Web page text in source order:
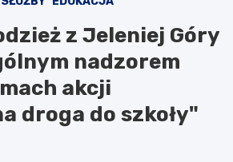
z Jeleniej Góry
nadzorem
akcji
droga do szkoły"